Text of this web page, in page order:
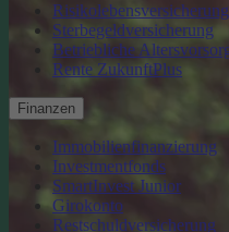
Risikolebensversicherung
Sterbegeldversicherung
Betriebliche
Rente ZukunftPlus
Finanzen
Immobilienfinanzierung
Investmentfonds
SmartInvest Junior
Girokonto
Restschuldversicherung